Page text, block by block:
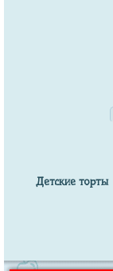
Детские торты